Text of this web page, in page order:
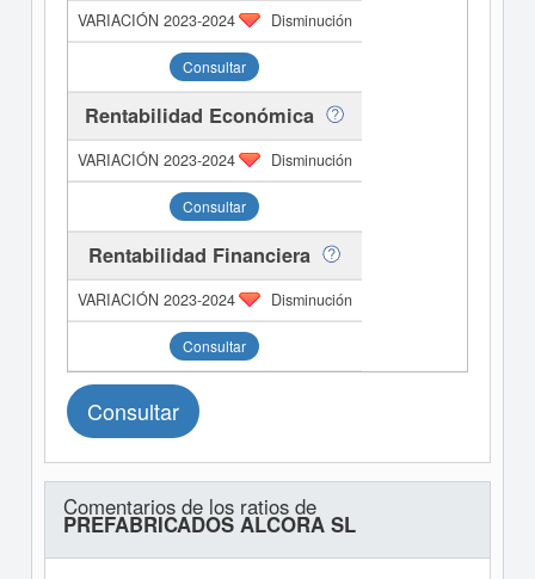
Disminución
Consultar
Rentabilidad Económica
Disminución
Consultar
Rentabilidad Financiera
Disminución
Consultar
Consultar
Comentarios de los ratios de
PREFABRICADOS ALCORA SL